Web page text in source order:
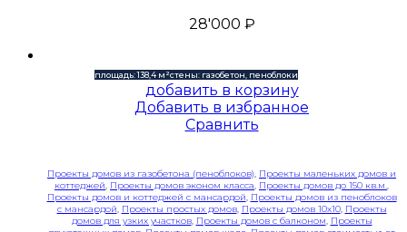
28'000 ₽
площадь: 138,4 м²стены: газобетон, пеноблоки
добавить в корзину
Добавить в избранное
Сравнить
Проекты домов из газобетона (пеноблоков), Проекты маленьких домов и
коттеджей, Проекты домов эконом класса, Проекты домов до 150 кв.м.,
Проекты домов и коттеджей с мансардой, Проекты домов из пеноблоков
с мансардой, Проекты простых домов, Проекты домов 10x10, Проекты
домов для узких участков, Проекты домов с балконом, Проекты